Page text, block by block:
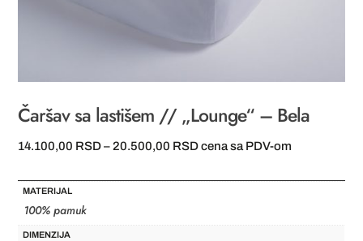
Čaršav sa lastišem // „Lounge“ – Bela
14.100,00 RSD – 20.500,00 RSDRaspon
od
cena sa PDV-om
MATERIJAL
100% pamuk
DIMENZIJA